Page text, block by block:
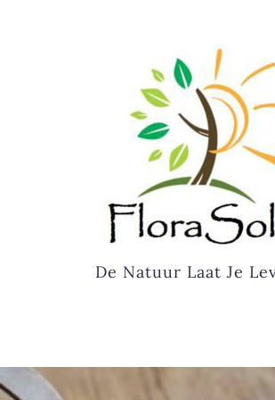
De Natuur Laat Je